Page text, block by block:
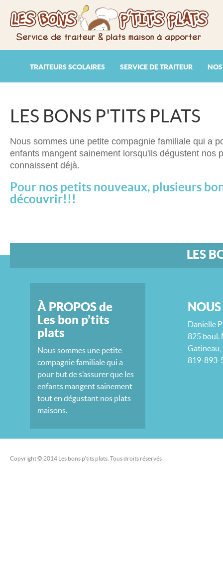
TRAITEURS SCOLAIRES SERVICE DE TRAITEUR
LES BONS P'TITS PLATS
Nous sommes une petite compagnie familiale qui a
enfants mangent sainement lorsqu'ils dégustent nos
connaissent déjà.
Pour nos petits nouveaux, plusieurs
découvrir!!!
LES
À PROPOS de
Les bon p’tits
plats
Nous sommes une petite
compagnie familiale qui a
pour but de s’assurer que les
enfants mangent sainement
tout en dégustant nos plats
maisons.
Danielle
825 boul.
Gatineau,
819-893-
Copyright © 2014 Les bons p’tits plats. Tous droits réservés